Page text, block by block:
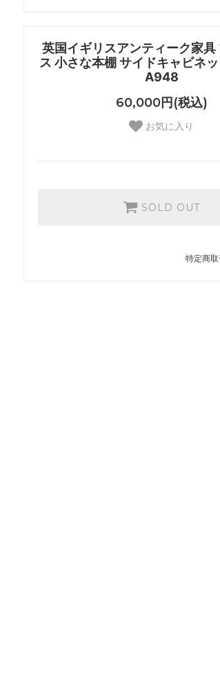
英国イギリスアンティーク家具
ス 小さな本棚 サイドキャビネ
A948
60,000円(税込)
お気に入り
SOLD OUT
特定商